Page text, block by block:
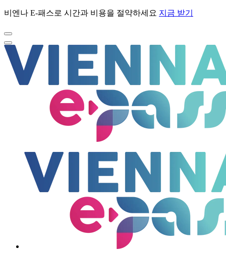
비엔나 E-패스로 시간과 비용을 절약하세요 지금 받기